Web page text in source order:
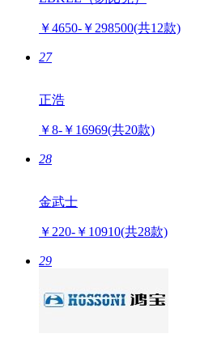
￥4650-￥298500(共12款)
27
正浩
￥8-￥16969(共20款)
28
金武士
￥220-￥10910(共28款)
29